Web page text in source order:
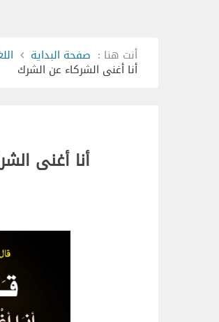
أنت هنا : صفحة البداية
أنا أغنى الشركاء عن الشرك
أنا أغنى